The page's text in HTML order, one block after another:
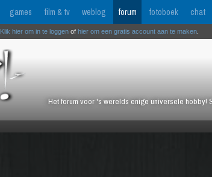
games film & tv weblog forum fotoboek chat
Het forum voor 's werelds enige universele
Klik hier om in te loggen of hier om een gratis account aan te maken